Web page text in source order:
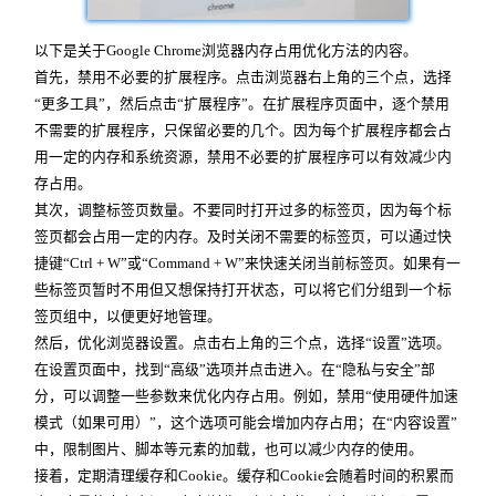
以下是关于Google Chrome浏览器内存占用优化方法的内容。
首先，禁用不必要的扩展程序。点击浏览器右上角的三个点，选择
“更多工具”，然后点击“扩展程序”。在扩展程序页面中，逐个禁用
不需要的扩展程序，只保留必要的几个。因为每个扩展程序都会占
用一定的内存和系统资源，禁用不必要的扩展程序可以有效减少内
存占用。
其次，调整标签页数量。不要同时打开过多的标签页，因为每个标
签页都会占用一定的内存。及时关闭不需要的标签页，可以通过快
捷键“Ctrl + W”或“Command + W”来快速关闭当前标签页。如果有一
些标签页暂时不用但又想保持打开状态，可以将它们分组到一个标
签页组中，以便更好地管理。
然后，优化浏览器设置。点击右上角的三个点，选择“设置”选项。
在设置页面中，找到“高级”选项并点击进入。在“隐私与安全”部
分，可以调整一些参数来优化内存占用。例如，禁用“使用硬件加速
模式（如果可用）”，这个选项可能会增加内存占用；在“内容设置”
中，限制图片、脚本等元素的加载，也可以减少内存的使用。
接着，定期清理缓存和Cookie。缓存和Cookie会随着时间的积累而